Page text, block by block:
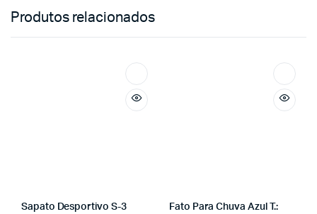
Produtos relacionados
Sapato Desportivo S-3
Fato Para Chuva Azul T.: